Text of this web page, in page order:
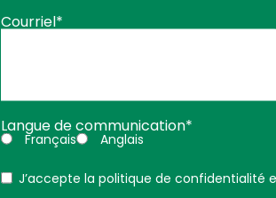
20 $
Lubrifiant - Sans
Courriel*
Langue de communication*
Français Anglais
Politique
J’accepte la politique de confidentialité